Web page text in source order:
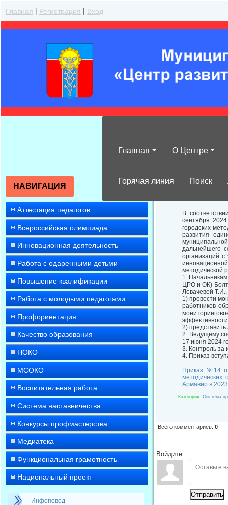
Главная | Регистрация | Вход
Главная О Центре
Горячая линия Поиск
НАВИГАЦИЯ
Аттестация педагогов
Всероссийская олимпиада
Инновационная деятельность
Работа с одаренными детьми
Повышение квалификации
Работа с молодыми педагогами
Профориентация
Качество образования
НОКО
МСОКО
Воспитательная работа
Система наставничества
Конкурсы профмастерства
Медиатека
Функциональная грамотность
Национальный проект
Инфоповод
объединений
В
сентября
городских
развития
дальнейшего
организаций с
методической
1.
ЦРО и ОК)
Левачевой
1) провести
работников
2)
2. Ведущему
17 июня 2024
3. Контроль за
4. Приказ
Приказ №14
методических
Армавир в
Категория: Система
Всего комментариев: 0
Войдите:
Отправить